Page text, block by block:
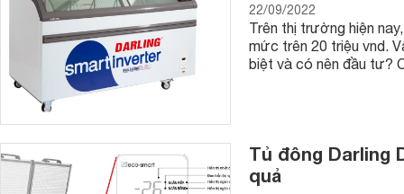
22/09/2022
Trên thị trường hiện
mức trên 20 triệu vnd.
biệt và có nên đầu tư?
Tủ đông Darling
quả